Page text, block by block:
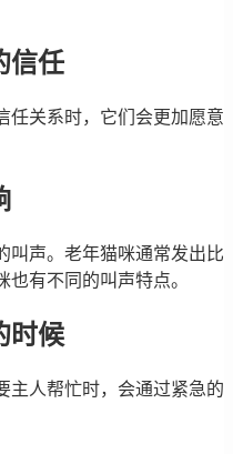
信任
任关系时，它们会更加愿意
叫声。老年猫咪通常发出比
有不同的叫声特点。
时候
主人帮忙时，会通过紧急的